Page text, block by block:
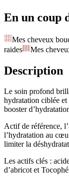
En un coup
Mes cheveux
raides
Mes
Description
Le soin profond
hydratation ciblée
booster
Actif de référence,
l’hydratation au
limiter la
Les actifs clés :
d’abricot et